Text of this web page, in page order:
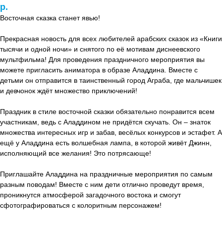
р.
Восточная сказка станет явью!
Прекрасная новость для всех любителей арабских сказок из «Книги
тысячи и одной ночи» и снятого по её мотивам диснеевского
мультфильма! Для проведения праздничного мероприятия вы
можете пригласить аниматора в образе Аладдина. Вместе с
детьми он отправится в таинственный город Аграба, где мальчишек
и девчонок ждёт множество приключений!
Праздник в стиле восточной сказки обязательно понравится всем
участникам, ведь с Аладдином не придётся скучать. Он – знаток
множества интересных игр и забав, весёлых конкурсов и эстафет. А
ещё у Аладдина есть волшебная лампа, в которой живёт Джинн,
исполняющий все желания! Это потрясающе!
Приглашайте Аладдина на праздничные мероприятия по самым
разным поводам! Вместе с ним дети отлично проведут время,
проникнутся атмосферой загадочного востока и смогут
сфотографироваться с колоритным персонажем!